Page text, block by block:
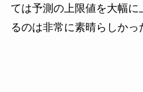
ては予測の上限値を大幅
るのは非常に素晴らしかっ